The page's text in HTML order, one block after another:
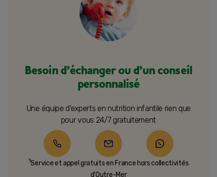
Besoin d’échanger ou d’un conseil
personnalisé
Une équipe d’experts en nutrition infantile rien que
pour vous 24/7 gratuitement
1Service et appel gratuits en France hors collectivités
d'Outre-Mer​